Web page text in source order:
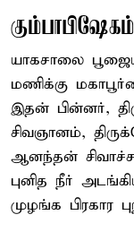
கும்பாபிஷேகம்
யாகசாலை
மணிக்கு
இதன் பின்னர்,
சிவஞானம்,
ஆனந்தன்
புனித நீர்
முழங்க பிரகார